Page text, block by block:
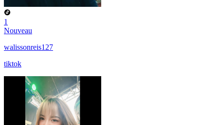
1
Nouveau
walissonreis127
tiktok